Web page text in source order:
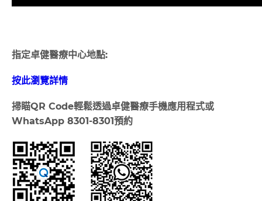
指定卓健醫療中心地點:
按此瀏覽詳情
掃瞄QR Code輕鬆透過卓健醫療手機應用程式或
WhatsApp 8301-8301預約